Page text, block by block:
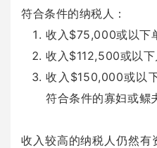
符合条件的纳税人：
收入$75,000或以下
收入$112,500或以
收入$150,000或以
符合条件的寡妇或鳏
收入较高的纳税人仍然有